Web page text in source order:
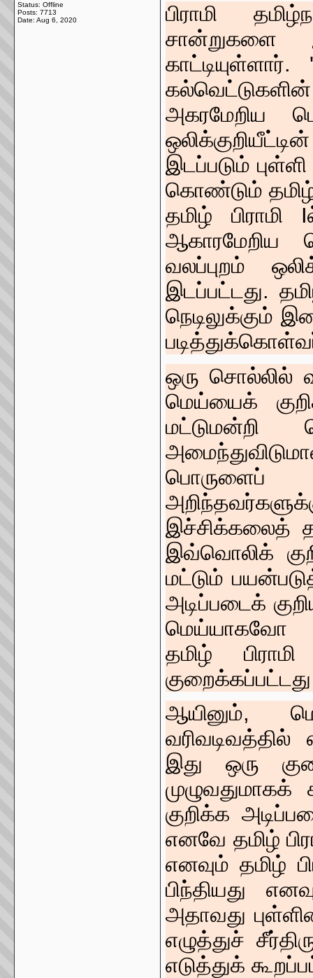
Status: Offline
Posts: 7713
Date: Aug 6, 2020
பிராமி
சான்றுகளை
அகரமேறிய
இடப்படும்
கொண்டும் தமிழ்
தமிழ்
ஆகாரமேறிய
வலப்புறம்
இடப்பட்டது.
நெடிலுக்கும்
ஒரு சொல்லில்
மெய்யைக்
மட்டுமன்றி
பொருளைப்
இச்சிக்கலைத்
இவ்வொலிக்
மட்டும்
அடிப்படைக்
மெய்யாகவோ
தமிழ்
ஆயினும்,
வரிவடிவத்தில்
இது ஒரு
குறிக்க
எனவே தமிழ்
எனவும் தமிழ்
பிந்தியது
அதாவது
எழுத்துச்
எடுத்துக்